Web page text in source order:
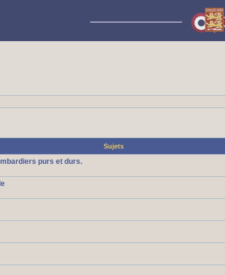
Sujets
purs et durs.